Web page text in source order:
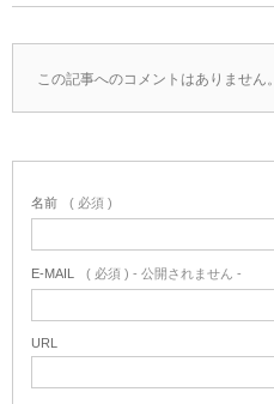
この記事へのコメントはありません。
名前 ( 必須 )
E-MAIL ( 必須 ) - 公開されません -
URL